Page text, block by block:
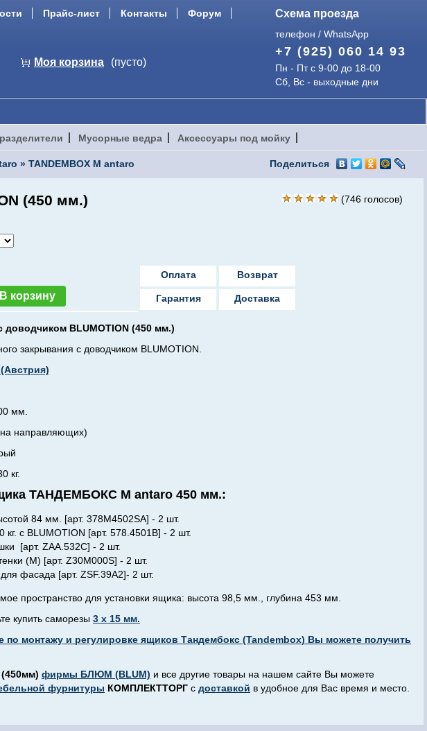
Прайс-лист Контакты Форум Схема проезда
Моя корзина (пусто)
телефон / WhatsApp
+7 (925) 060 14 93
Пн - Пт с 9-00 до 18-00
Сб, Вс - выходные дни
Мусорные ведра Аксессуары под мойку
» TANDEMBOX M antaro Поделиться
(450 мм.) (746 голосов)
Оплата Возврат
Гарантия Доставка
доводчиком BLUMOTION (450 мм.)
закрывания с доводчиком BLUMOTION.
мм.
направляющих)
кг.
ТАНДЕМБОКС M antaro 450 мм.:
84 мм. [арт. 378M4502SA] - 2 шт.
с BLUMOTION [арт. 578.4501B] - 2 шт.
[арт. ZAA. 532C] - 2 шт.
(M) [арт. Z30M000S] - 2 шт.
фасада [арт. ZSF.39A2]- 2 шт.
пространство для установки ящика: высота 98,5 мм., глубина 453 мм.
купить саморезы 3 х 15 мм.
монтажу и регулировке ящиков Тандембокс (Tandembox) Вы можете получить
(450мм) фирмы БЛЮМ (BLUM) и все другие товары на нашем сайте Вы можете
фурнитуры КОМПЛЕКТТОРГ с доставкой в удобное для Вас время и место.